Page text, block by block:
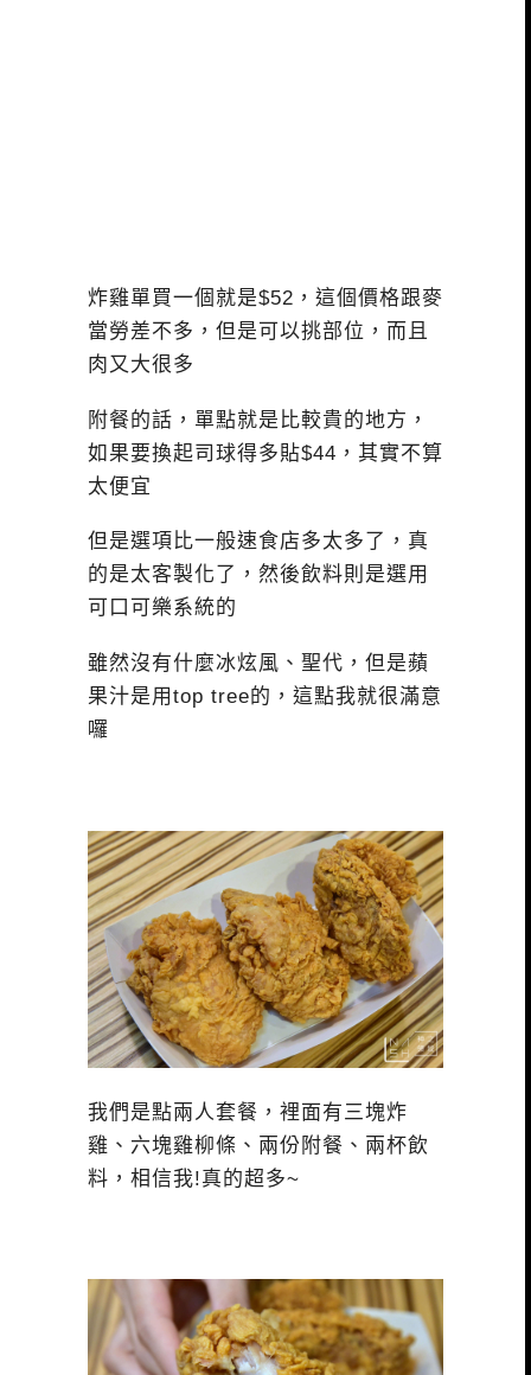
炸雞單買一個就是$52，這個價格跟麥
當勞差不多，但是可以挑部位，而且
肉又大很多
附餐的話，單點就是比較貴的地方，
如果要換起司球得多貼$44，其實不算
太便宜
但是選項比一般速食店多太多了，真
的是太客製化了，然後飲料則是選用
可口可樂系統的
雖然沒有什麼冰炫風、聖代，但是蘋
果汁是用top tree的，這點我就很滿意
囉
我們是點兩人套餐，裡面有三塊炸
雞、六塊雞柳條、兩份附餐、兩杯飲
料，相信我!真的超多~